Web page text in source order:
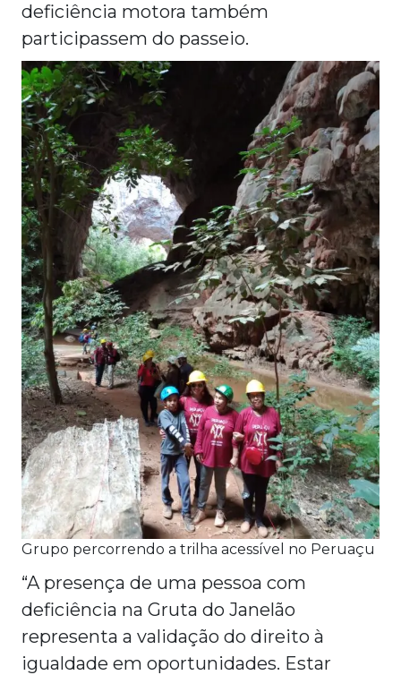
deficiência motora também
participassem do passeio.
Grupo percorrendo a trilha acessível no Peruaçu
“A presença de uma pessoa com
deficiência na Gruta do Janelão
representa a validação do direito à
igualdade em oportunidades. Estar